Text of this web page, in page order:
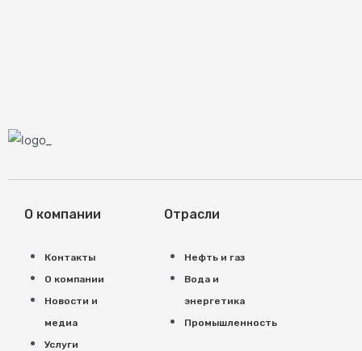
О компании
Контакты
О компании
Новости и
медиа
Услуги
Отрасли
Нефть и газ
Вода и
энергетика
Промышленность